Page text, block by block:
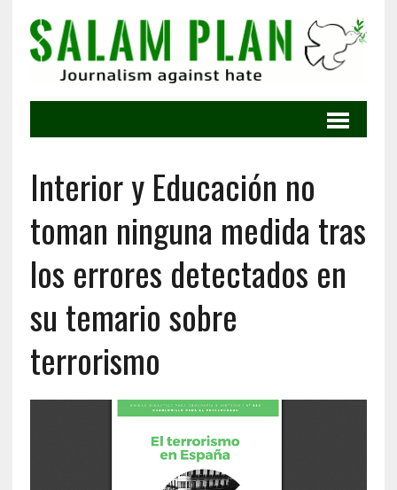
Interior y Educación no
toman ninguna medida tras
los errores detectados en
su temario sobre
terrorismo